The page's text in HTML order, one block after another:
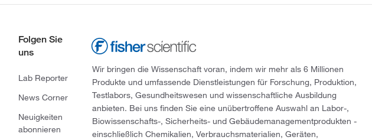
Folgen Sie
uns
Lab Reporter
News Corner
Neuigkeiten
abonnieren
Wir bringen die Wissenschaft voran, indem wir mehr als 6 Millionen
Produkte und umfassende Dienstleistungen für Forschung, Produktion,
Testlabors, Gesundheitswesen und wissenschaftliche Ausbildung
anbieten. Bei uns finden Sie eine unübertroffene Auswahl an Labor-,
Biowissenschafts-, Sicherheits- und Gebäudemanagementprodukten -
einschließlich Chemikalien, Verbrauchsmaterialien, Geräten,